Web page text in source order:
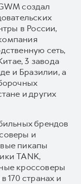
создал
в России,
сеть,
3 завода
и Бразилии, а
и других
брендов
и
пикапы
TANK,
кроссоверы
170 странах и